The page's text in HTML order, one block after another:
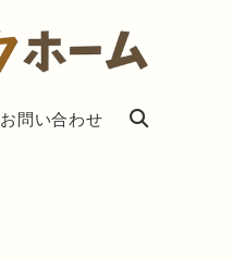
お問い合わせ